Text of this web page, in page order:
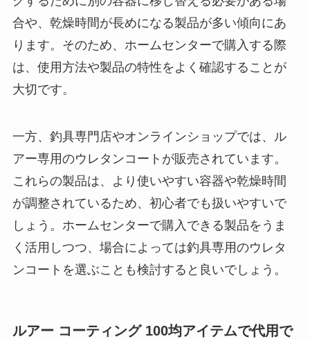
合や、乾燥時間が長めになる製品が多い傾向にあ
ります。そのため、ホームセンターで購入する際
は、使用方法や製品の特性をよく確認することが
大切です。
一方、釣具専門店やオンラインショップでは、ル
アー専用のウレタンコートが販売されています。
これらの製品は、より使いやすい容器や乾燥時間
が調整されているため、初心者でも扱いやすいで
しょう。ホームセンターで購入できる製品をうま
く活用しつつ、場合によっては釣具専用のウレタ
ンコートを選ぶことも検討すると良いでしょう。
ルアー コーティング 100均アイテムで代用で